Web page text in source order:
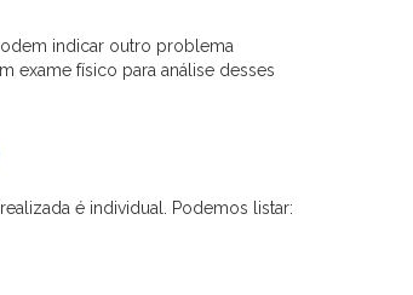
indicar outro problema
exame físico para análise desses
é individual. Podemos listar: